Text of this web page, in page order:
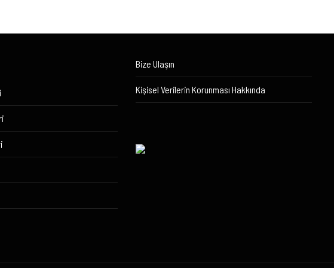
Bize Ulaşın
Kişisel Verilerin Korunması Hakkında